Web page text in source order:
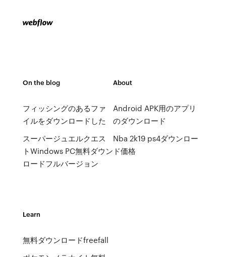
On the blog
フィッシングのあるファ
イルをダウンロードした
スーパージュエルクエス
トWindows PC無料ダウン
ロードフルバージョン
About
Android APK用のアプリ
のダウンロード
Nba 2k19 ps4ダウンロー
ド価格
Learn
無料ダウンロードfreefall